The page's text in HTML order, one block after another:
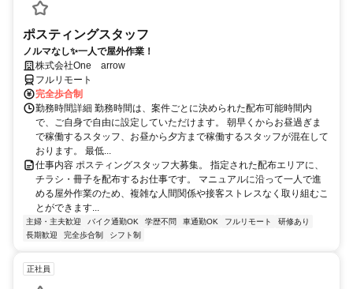
ポスティングスタッフ
ノルマなし✨一人で屋外作業！
株式会社One arrow
フルリモート
完全歩合制
勤務時間詳細 勤務時間は、案件ごとに決められた配布可能時間内
で、ご自身で自由に設定していただけます。 朝早くからお昼過ぎま
で稼働するスタッフ、お昼から夕方まで稼働するスタッフが混在して
おります。 最低...
仕事内容 ポスティングスタッフ大募集。 指定された配布エリアに、
チラシ・冊子を配布するお仕事です。 マニュアルに沿って一人で進
める屋外作業のため、複雑な人間関係や接客ストレスなく取り組むこ
とができます...
主婦・主夫歓迎 バイク通勤OK 学歴不問 車通勤OK フルリモート
研修あり
長期歓迎
完全歩合制 シフト制
正社員